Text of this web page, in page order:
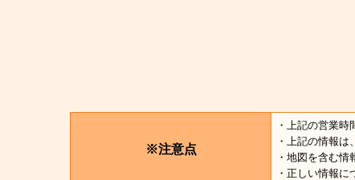
※注意点
・上記の営業時
・上記の情報は
・地図を含む
・正しい情報に